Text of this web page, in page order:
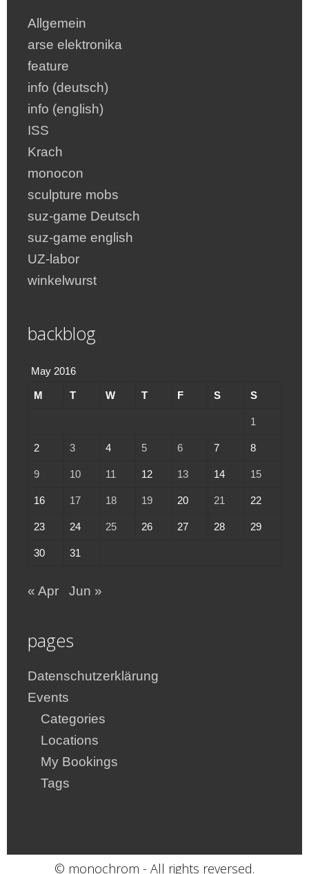
Allgemein
arse elektronika
feature
info (deutsch)
info (english)
ISS
Krach
monocon
sculpture mobs
suz-game Deutsch
suz-game english
UZ-labor
winkelwurst
backblog
May 2016
M T W T F S S
1
2 3 4 5 6 7 8
9 10 11 12 13 14 15
16 17 18 19 20 21 22
23 24 25 26 27 28 29
30 31
« Apr Jun »
pages
Datenschutzerklärung
Events
Categories
Locations
My Bookings
Tags
© monochrom - All rights reversed.